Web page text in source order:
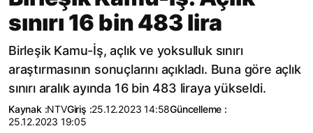
sınırı 16 bin 483 lira
Birleşik Kamu-İş, açlık ve yoksulluk sınırı
araştırmasının sonuçlarını açıkladı. Buna göre açlık
sınırı aralık ayında 16 bin 483 liraya yükseldi.
Kaynak :NTVGiriş :25.12.2023 14:58Güncelleme :
25.12.2023 19:05